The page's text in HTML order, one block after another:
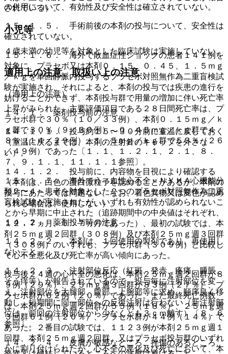
の併用について、有効性及び安全性は確立されていない。
１５．１．５． 手術前後の本剤の投与について、安全性は
確立されていない。
１５．１．６． 海外で敗血症性ショックの患者１４１例を
対象に、プラセボ又は本剤０．１５、０．４５、１．５ｍｇ
／ｋｇを単回静脈内投与するプラセボ対照無作為二重盲検試
験が実施され、それによると、本剤の投与では疾患の進行を
妨げることができず、本剤投与群で用量の増加に伴い死亡率
上昇がみられた。主要評価項目である２８日間死亡率は、プ
ラセボ群で３０％（１０／３３例）、本剤０．１５ｍｇ／ｋ
ｇ群で３０％（９／３０例）、０．４５ｍｇ／ｋｇ群で４
８％（１４／２９例）、１．５ｍｇ／ｋｇ群で５３％（２６
／４９例）であった〔１．１、１．２．１、２．１、８．
７、９．１．１、１１．１．１参照〕。
１５．１．７． 海外でうっ血性心不全＜ＮＹＨＡ心機能分
類２〜４＞患者を対象とした２つのプラセボ対照無作為二重
盲検試験が実施されたが、いずれも有効性が認められないこ
とから早期に中止された（追跡期間中の中央値はそれぞれ、
１２．７ヵ月、５．７ヵ月であった）、最初の試験では、本
剤２５ｍｇ週２回群（３０８例）及び本剤２５ｍｇ週３回群
（３０８例）のいずれも、プラセボ群（３０９例）と比較し
て心不全悪化及び死亡率が高い傾向にあった。
投与後２４週の心不全の悪化は、本剤２５ｍｇ週２回群が８
９例（２９％）、２５ｍｇ週３回群が８３例（２７％）、プ
ラセボ群が６２例（２０％）であった。また最終死亡例数
は、本剤２５ｍｇ週２回群が５５例（１８％）、２５ｍｇ週
３回群６１例（２０％）、プラセボ群が４４例（１４％）で
あった。２番目の試験では、１１２３例が本剤２５ｍｇ週１
回群、本剤２５ｍｇ週２回群、又はプラセボ投与群のいずれ
かに割り付けられたが、心不全の悪化及び死亡において、本
されている）。
小児等
４歳未満の幼児等を対象とした臨床試験は実施していない。
適用上の注意、取扱い上の注意
（適用上の注意）
１４．１． 薬剤投与前の注意
１４．１．１． 投与約１５〜３０分前に室温に戻しておく
（室温に戻るまでは、本剤の注射針のキャップを外さな
い）。
１４．１．２． 投与前に、内容物を目視により確認する
（本剤は、白色の蛋白微粒子を認めることがあるが、本剤の
投与にあたっては問題ない、なお、着色異物又は変色が認め
られる場合は、使用しない）。
１４．２． 薬剤投与時の注意
１４．２．２． 本剤は、１回使用の製剤であり、再使用し
ないこと。
１４．２．３． 注射部位反応（紅斑、発赤、疼痛、腫脹、
そう痒等）が報告されているので、投与毎に注射部位を変
え、注射部位を大腿部、腹部、上腕部等に求め、順序良く移
動し、短期間に同一部位への反復注射は行わない（新注射部
位は、前回の注射部位から少なくとも３ｃｍ離す）〔８．６
参照〕。
１４．２．４． 皮膚が敏感なところ、挫傷のあるところ、